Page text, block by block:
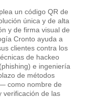
un código QR de
única y de alta
y de firma visual de
Cronto ayuda a
clientes contra los
de hackeo
e ingeniería
de métodos
como nombre de
de las